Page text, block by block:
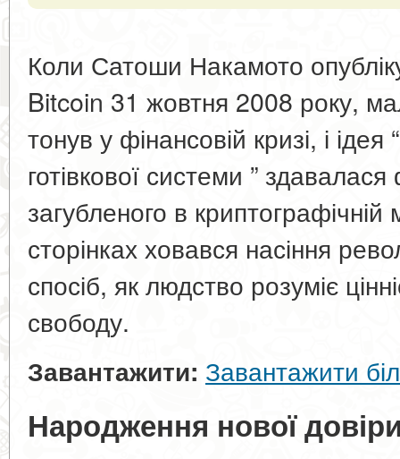
Коли Сатоши Накамото
Bitcoin 31 жовтня 2008 року,
тонув у фінансовій кризі, і
готівкової системи ”
загубленого в
сторінках ховався насіння
спосіб, як людство розуміє
свободу.
Завантажити: Завантажити
Народження нової